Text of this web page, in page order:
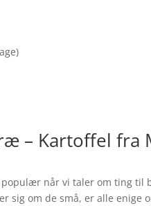
– Kartoffel fra
når vi taler om ting til
sig om de små, er alle enige